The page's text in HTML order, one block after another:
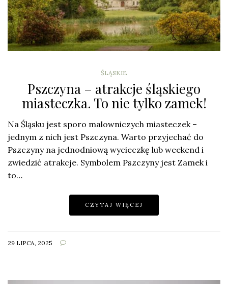
ŚLĄSKIE
Pszczyna – atrakcje śląskiego
miasteczka. To nie tylko zamek!
Na Śląsku jest sporo malowniczych miasteczek –
jednym z nich jest Pszczyna. Warto przyjechać do
Pszczyny na jednodniową wycieczkę lub weekend i
zwiedzić atrakcje. Symbolem Pszczyny jest Zamek i
to…
CZYTAJ WIĘCEJ
29 LIPCA, 2025